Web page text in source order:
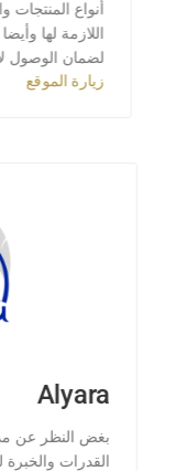
أنواع المنتجات
اللازمة لها
لضمان الوصول
زيارة الموقع
Alyara
بغض النظر عن
القدرات والخبرة